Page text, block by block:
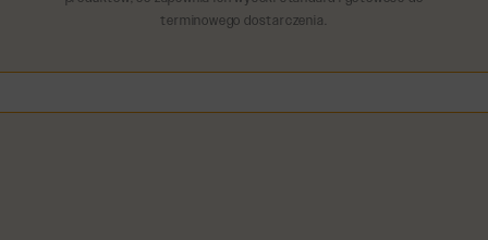
terminowego dostarczenia.